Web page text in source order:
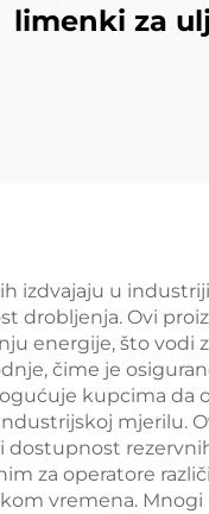
limenki za
izdvajaju u
drobljenja. Ovi
energije, što vodi
čime je
kupcima da
mjerilu.
za operatore
vremena.